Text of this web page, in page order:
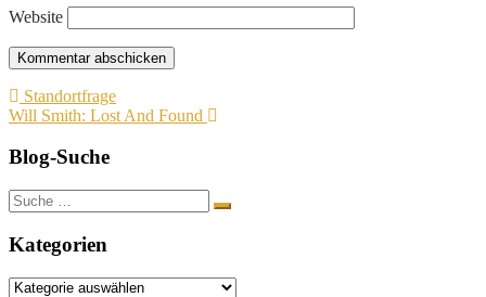
Website
Beitragsnavigation
Standortfrage
Will Smith: Lost And Found
Blog-Suche
Suche
nach:
Kategorien
Kategorien